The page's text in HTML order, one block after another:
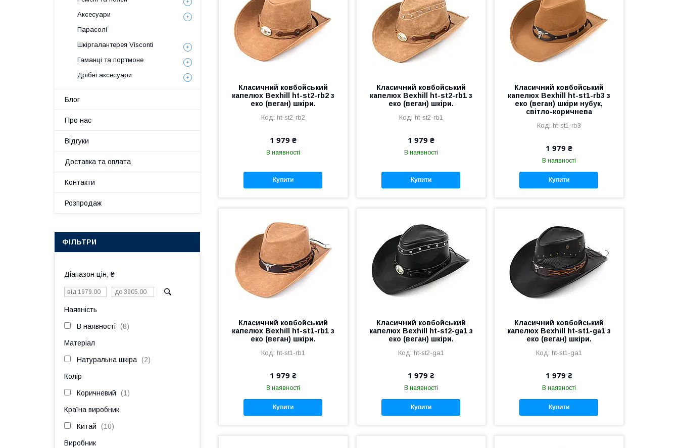
Класичний ковбойський
капелюх Bexhill ht-st2-rb2 з
еко (веган) шкіри.
ht-st2-rb2
1 979 ₴
В наявності
Купити
Класичний ковбойський
капелюх Bexhill ht-st2-rb1 з
еко (веган) шкіри.
ht-st2-rb1
1 979 ₴
В наявності
Купити
Класичний ковбойський
капелюх Bexhill ht-st1-rb3 з
еко (веган) шкіри нубук,
світло-коричнева
ht-st1-rb3
1 979 ₴
В наявності
Купити
Класичний ковбойський
капелюх Bexhill ht-st1-rb1 з
еко (веган) шкіри.
ht-st1-rb1
1 979 ₴
В наявності
Купити
Класичний ковбойський
капелюх Bexhill ht-st2-ga1 з
еко (веган) шкіри.
ht-st2-ga1
1 979 ₴
В наявності
Купити
Класичний ковбойський
капелюх Bexhill ht-st1-ga1 з
еко (веган) шкіри.
ht-st1-ga1
1 979 ₴
В наявності
Купити
Аксесуари
Парасолі
Шкіргалантерея Visconti
Гаманці та портмоне
Дрібні аксесуари
Блог
Про нас
Відгуки
Доставка та оплата
Контакти
Розпродаж
ФІЛЬТРИ
Діапазон цін, ₴
Наявність
В наявності 8
Матеріал
Натуральна шкіра 2
Колір
Коричневий 1
Країна виробник
Китай 10
Виробник